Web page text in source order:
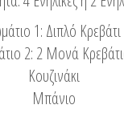
1: Διπλό Κρεβάτι
2: 2 Μονά
Κουζινάκι
Μπάνιο